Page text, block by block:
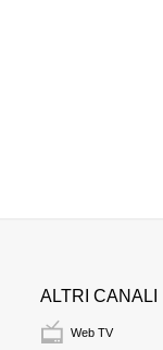
ALTRI CANALI
Web TV